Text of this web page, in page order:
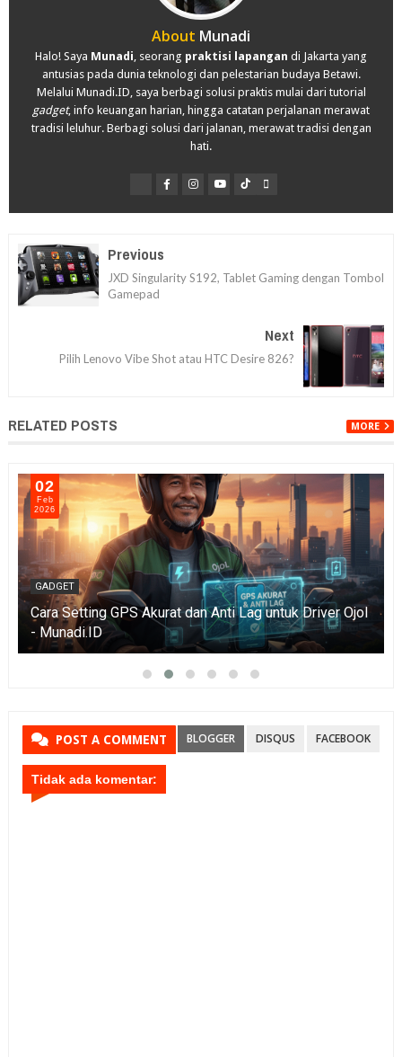
About Munadi
Halo! Saya Munadi , seorang praktisi lapangan di Jakarta yang
antusias pada dunia teknologi dan pelestarian budaya Betawi.
Melalui Munadi.ID, saya berbagi solusi praktis mulai dari tutorial
gadget, info keuangan harian, hingga catatan perjalanan merawat
tradisi leluhur. Berbagi solusi dari jalanan, merawat tradisi dengan
hati.
Previous
JXD Singularity S192, Tablet Gaming dengan Tombol
Gamepad
Next
Pilih Lenovo Vibe Shot atau HTC Desire 826?
RELATED POSTS MORE
02
Feb
2026
GADGET
​Cara Setting GPS Akurat dan Anti Lag untuk Driver Ojol
- Munadi.ID
POST A COMMENT BLOGGER DISQUS FACEBOOK
Tidak ada komentar: